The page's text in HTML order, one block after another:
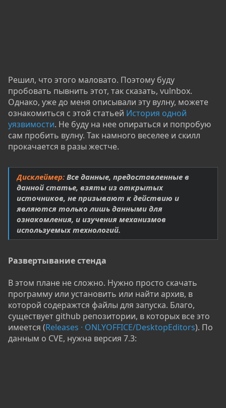
Решил, что этого маловато. Поэтому буду
пробовать пывнить этот, так сказать, vulnbox.
Однако, уже до меня описывали эту вулну, можете
ознакомиться с этой статьей История одной
уязвимости. Не буду на нее опираться и попробую
сам пробить вулну. Так намного веселее и скилл
прокачается в разы жестче.
Дисклеймер: Все данные, предоставленные в
данной статье, взяты из открытых
источников, не призывают к действию и
являются только лишь данными для
ознакомления, и изучения механизмов
используемых технологий.
Развертывание стенда
В этом плане не сложно. Нужно просто скачать
программу или установить или найти архив, в
которой содеражтся файлы для запуска. Благо,
существует github репозитории, в которых все это
имеется (Releases · ONLYOFFICE/DesktopEditors). По
данным о CVE, нужна версия 7.3: